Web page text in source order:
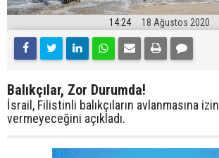
14:24 18 Ağustos 2020
Balıkçılar, Zor Durumda!
İsrail, Filistinli balıkçıların avlanmasına izin
vermeyeceğini açıkladı.